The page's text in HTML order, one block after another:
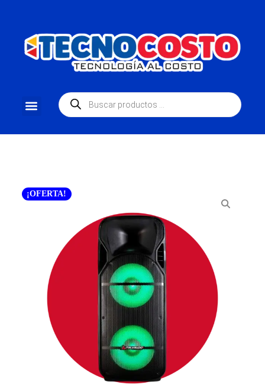
¡OFERTA!